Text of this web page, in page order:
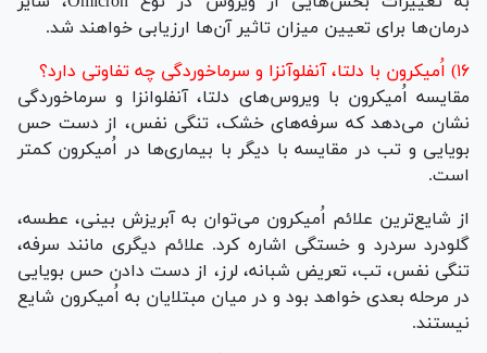
درمان‌ها برای تعیین میزان تاثیر آن‌ها ارزیابی خواهند شد.
۱۶) اُمیکرون با دلتا، آنفلوآنزا و سرماخوردگی چه تفاوتی دارد؟
مقایسه اُمیکرون با ویروس‌های دلتا، آنفلوانزا و سرماخوردگی
نشان می‌دهد که سرفه‌های خشک، تنگی نفس، از دست حس
بویایی و تب در مقایسه با دیگر با بیماری‌ها در اُمیکرون کمتر
است.
از شایع‌ترین علائم اُمیکرون می‌توان به آبریزش بینی، عطسه،
گلودرد سردرد و خستگی اشاره کرد. علائم دیگری مانند سرفه،
تنگی نفس، تب، تعریض شبانه، لرز، از دست دادن حس بویایی
در مرحله بعدی خواهد بود و در میان مبتلایان به اُمیکرون شایع
نیستند.